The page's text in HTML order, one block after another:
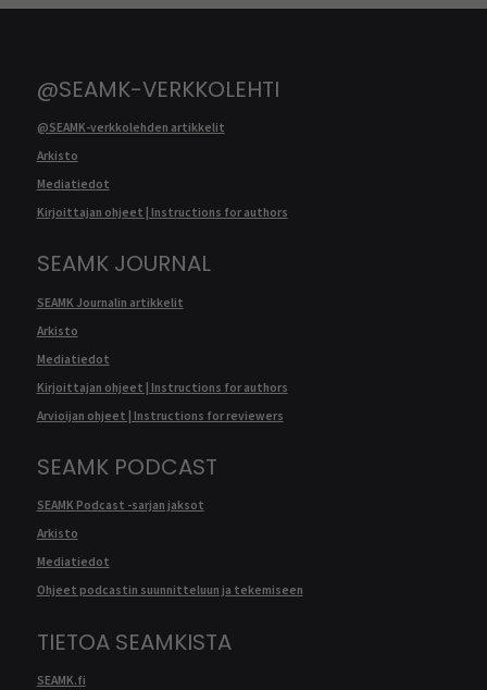
@SEAMK-VERKKOLEHTI
@SEAMK-verkkolehden artikkelit
Arkisto
Mediatiedot
Kirjoittajan ohjeet | Instructions for authors
SEAMK JOURNAL
SEAMK Journalin artikkelit
Arkisto
Mediatiedot
Kirjoittajan ohjeet | Instructions for authors
Arvioijan ohjeet | Instructions for reviewers
SEAMK PODCAST
SEAMK Podcast -sarjan jaksot
Arkisto
Mediatiedot
Ohjeet podcastin suunnitteluun ja tekemiseen
TIETOA SEAMKISTA
SEAMK.fi